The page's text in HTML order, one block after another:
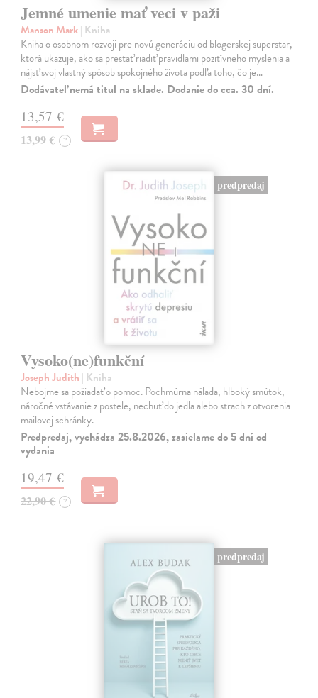
Jemné umenie mať veci v paži
Manson Mark| Kniha
Kniha o osobnom rozvoji pre novú generáciu od blogerskej superstar,
ktorá ukazuje, ako sa prestať riadiť pravidlami pozitívneho myslenia a
nájsť svoj vlastný spôsob spokojného života podľa toho, čo je…
Dodávateľ nemá titul na sklade. Dodanie do cca. 30 dní.
13,57 €
13,99 € ?
predpredaj
Vysoko(ne)funkční
Joseph Judith | Kniha
Nebojme sa požiadať o pomoc. Pochmúrna nálada, hlboký smútok,
náročné vstávanie z postele, nechuť do jedla alebo strach z otvorenia
mailovej schránky.
Predpredaj, vychádza 25.8.2026, zasielame do 5 dní od
vydania
19,47 €
22,90 € ?
predpredaj